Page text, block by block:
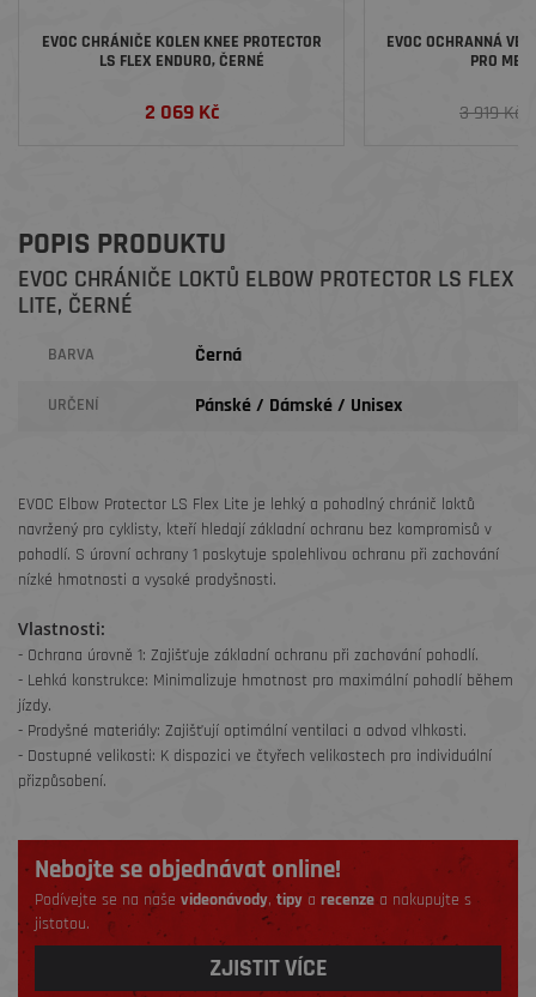
EVOC CHRÁNIČE KOLEN KNEE PROTECTOR
LS FLEX ENDURO, ČERNÉ
2 069 Kč
EVOC OCHRANNÁ
PRO
3 919 Kč
POPIS PRODUKTU
EVOC CHRÁNIČE LOKTŮ ELBOW PROTECTOR LS FLEX
LITE, ČERNÉ
BARVA Černá
URČENÍ Pánské / Dámské / Unisex
​EVOC Elbow Protector LS Flex Lite je lehký a pohodlný chránič loktů
navržený pro cyklisty, kteří hledají základní ochranu bez kompromisů v
pohodlí. S úrovní ochrany 1 poskytuje spolehlivou ochranu při zachování
nízké hmotnosti a vysoké prodyšnosti.​
Vlastnosti:
- Ochrana úrovně 1: Zajišťuje základní ochranu při zachování pohodlí.​
- Lehká konstrukce: Minimalizuje hmotnost pro maximální pohodlí během
jízdy.​
- Prodyšné materiály: Zajišťují optimální ventilaci a odvod vlhkosti.​
- Dostupné velikosti: K dispozici ve čtyřech velikostech pro individuální
přizpůsobení.​
Nebojte se objednávat online!
Podívejte se na naše videonávody,tipy a recenzea nakupujte s
jistotou.
ZJISTIT VÍCE